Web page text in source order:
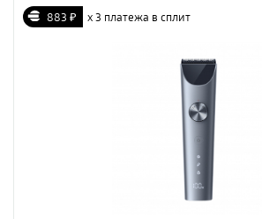
883 ₽ х 3 платежа в сплит